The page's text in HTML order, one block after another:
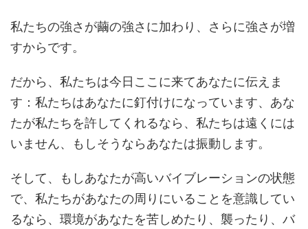
私たちの強さが繭の強さに加わり、さらに強さが増
すからです。
だから、私たちは今日ここに来てあなたに伝えま
す：私たちはあなたに釘付けになっています、あな
たが私たちを許してくれるなら、私たちは遠くには
いません、もしそうならあなたは振動します。
そして、もしあなたが高いバイブレーションの状態
で、私たちがあなたの周りにいることを意識してい
るなら、環境があなたを苦しめたり、襲ったり、バ